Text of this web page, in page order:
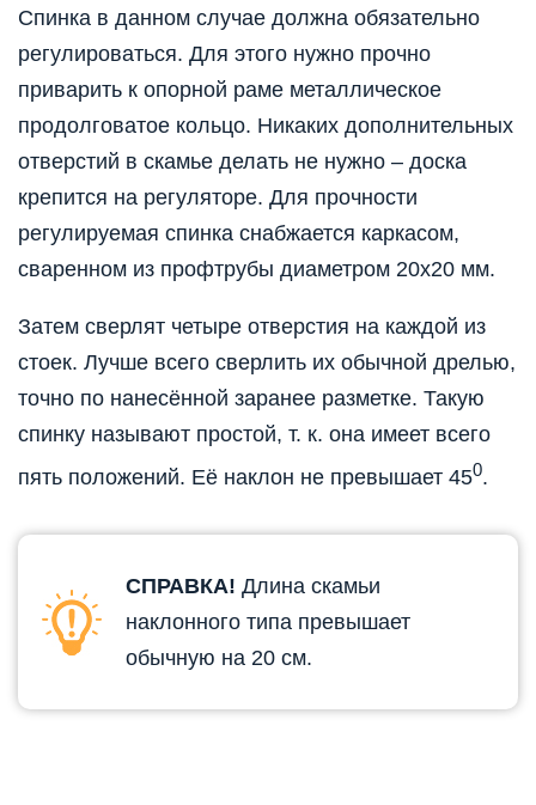
Спинка в данном случае должна обязательно
регулироваться. Для этого нужно прочно
приварить к опорной раме металлическое
продолговатое кольцо. Никаких дополнительных
отверстий в скамье делать не нужно – доска
крепится на регуляторе. Для прочности
регулируемая спинка снабжается каркасом,
сваренном из профтрубы диаметром 20х20 мм.
Затем сверлят четыре отверстия на каждой из
стоек. Лучше всего сверлить их обычной дрелью,
точно по нанесённой заранее разметке. Такую
спинку называют простой, т. к. она имеет всего
пять положений. Её наклон не превышает 450.
СПРАВКА! Длина скамьи
наклонного типа превышает
обычную на 20 см.